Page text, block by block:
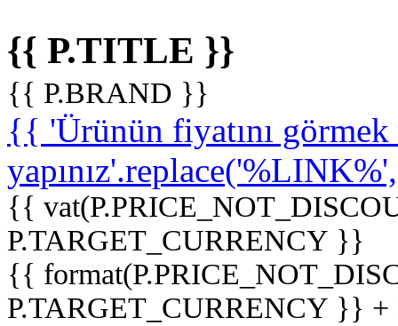
{{ P.TITLE }}
{{ P.BRAND }}
{{ 'Ürünün fiyatını
{{
P.TARGET_CURRENCY }}
{{
P.TARGET_CURRENCY }}